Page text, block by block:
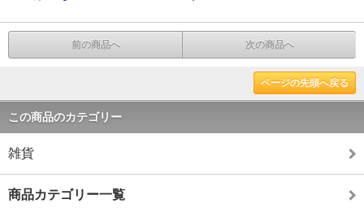
前の商品へ 次の商品へ
ページの先頭へ戻る
この商品のカテゴリー
雑貨
商品カテゴリー一覧